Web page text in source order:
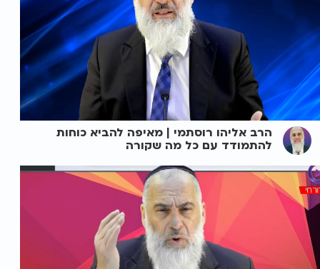
הרב אליהו רוסתמי | מאיפה להביא כוחות
להתמודד עם כל מה שקורה